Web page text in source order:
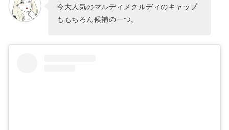
今大人気のマルディメクルディのキャップ
ももちろん候補の一つ。